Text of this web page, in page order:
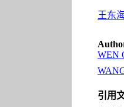
王东
WEN
引用